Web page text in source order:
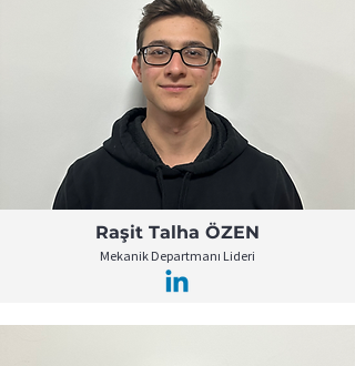
Raşit Talha ÖZEN
Mekanik Departmanı Lideri